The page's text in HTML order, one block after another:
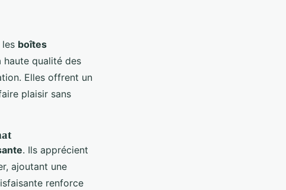
boîtes
qualité des
Elles offrent un
plaisir sans
. Ils apprécient
ajoutant une
renforce